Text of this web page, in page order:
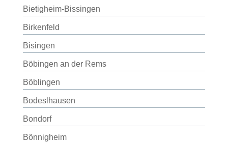
Bietigheim-Bissingen
Birkenfeld
Bisingen
Böbingen an der Rems
Böblingen
Bodeslhausen
Bondorf
Bönnigheim